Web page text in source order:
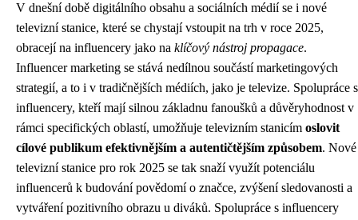
V dnešní době digitálního obsahu a sociálních médií se i nové
televizní stanice, které se chystají vstoupit na trh v roce 2025,
obracejí na influencery jako na klíčový nástroj propagace.
Influencer marketing se stává nedílnou součástí marketingových
strategií, a to i v tradičnějších médiích, jako je televize. Spolupráce s
influencery, kteří mají silnou základnu fanoušků a důvěryhodnost v
rámci specifických oblastí, umožňuje televizním stanicím oslovit
cílové publikum efektivnějším a autentičtějším způsobem. Nové
televizní stanice pro rok 2025 se tak snaží využít potenciálu
influencerů k budování povědomí o značce, zvýšení sledovanosti a
vytváření pozitivního obrazu u diváků. Spolupráce s influencery